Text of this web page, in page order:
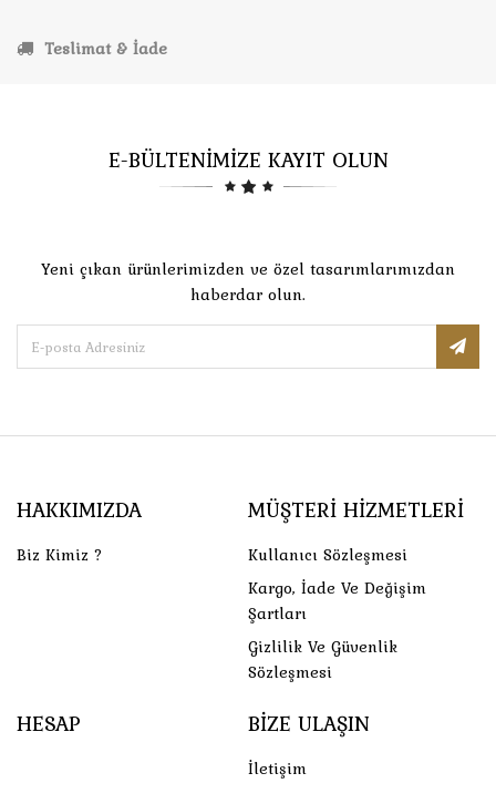
Teslimat & İade
E-BÜLTENİMİZE KAYIT OLUN
Yeni çıkan ürünlerimizden ve özel tasarımlarımızdan
haberdar olun.
HAKKIMIZDA
Biz Kimiz ?
MÜŞTERI HIZMETLERI
Kullanıcı Sözleşmesi
Kargo, İade Ve Değişim
Şartları
Gizlilik Ve Güvenlik
Sözleşmesi
HESAP BIZE ULAŞIN
İletişim